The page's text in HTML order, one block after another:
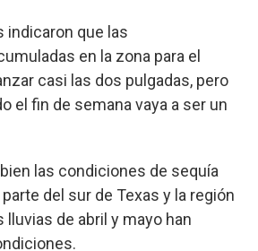
indicaron que las
en la zona para el
casi las dos pulgadas, pero
el fin de semana vaya a ser un
las condiciones de sequía
del sur de Texas y la región
lluvias de abril y mayo han